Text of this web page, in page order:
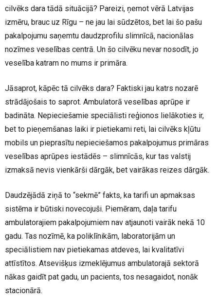
cilvēks dara tādā situācijā? Pareizi, ņemot vērā Latvijas
izmēru, brauc uz Rīgu – ne jau lai sūdzētos, bet lai šo pašu
pakalpojumu saņemtu daudzprofilu slimnīcā, nacionālas
nozīmes veselības centrā. Un šo cilvēku nevar nosodīt, jo
veselība katram no mums ir primāra.
Jāsaprot, kāpēc tā cilvēks dara? Faktiski jau katrs nozarē
strādājošais to saprot. Ambulatorā veselības aprūpe ir
badināta. Nepieciešamie speciālisti reģionos lielākoties ir,
bet to pieņemšanas laiki ir pietiekami reti, lai cilvēks kļūtu
mobils un pieprasītu nepieciešamos pakalpojumus primāras
veselības aprūpes iestādēs – slimnīcās, kur tas valstij
izmaksā nevis vienkārši dārgāk, bet vairākas reizes dārgāk.
Daudzējādā ziņā to “sekmē” fakts, ka tarifi un apmaksas
sistēma ir būtiski novecojuši. Piemēram, daļa tarifu
ambulatorajiem pakalpojumiem nav atjaunoti vairāk nekā 10
gadu. Tas nozīmē, ka poliklīnikām, laboratorijām un
speciālistiem nav pietiekamas atdeves, lai kvalitatīvi
attīstītos. Atsevišķus izmeklējumus ambulatorajā sektorā
nākas gaidīt pat gadu, un pacients, tos nesagaidot, nonāk
stacionārā.